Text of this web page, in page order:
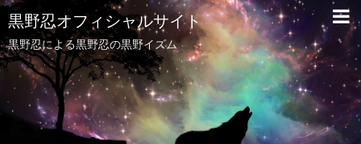
黒野忍オフィシャルサイト
黒野忍による黒野忍の黒野イズム